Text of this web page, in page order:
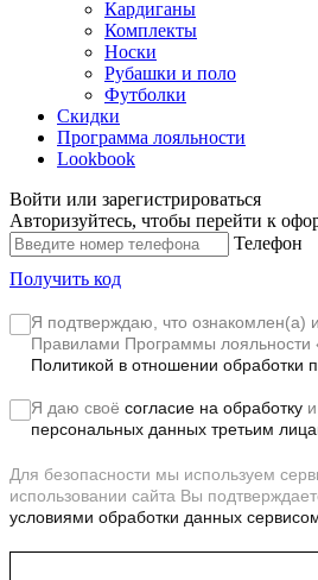
Кардиганы
Комплекты
Носки
Рубашки и поло
Футболки
Скидки
Программа лояльности
Lookbook
Войти или зарегистрироваться
Авторизуйтесь, чтобы перейти к
Телефон
Получить код
Я подтверждаю, что ознакомлен(а)
Правилами Программы лояльности
Политикой в отношении обработки
Я даю своё согласие на обработку и
персональных данных третьим
Для безопасности мы используем
использовании сайта Вы
условиями обработки данных